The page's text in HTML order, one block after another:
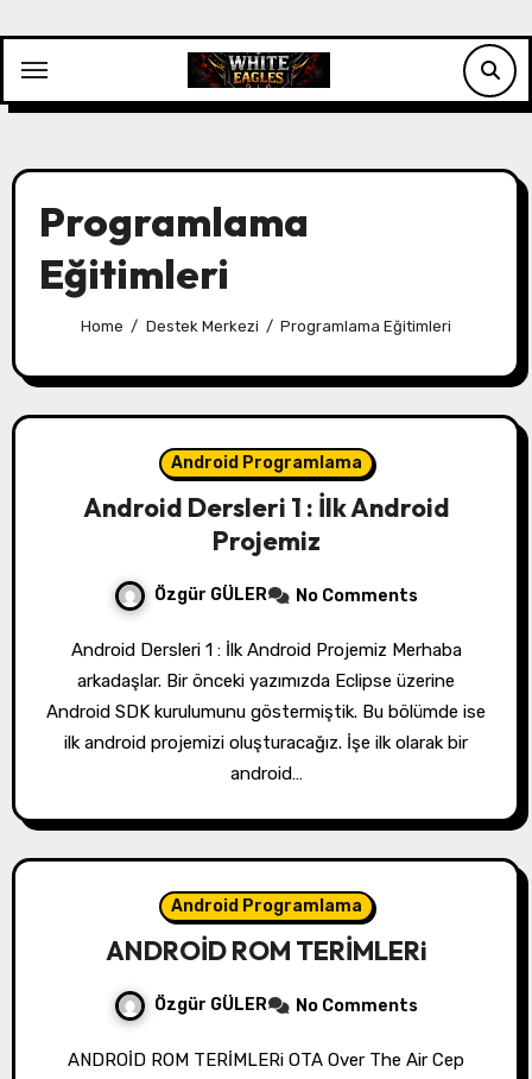
content
Programlama
Eğitimleri
Home Destek Merkezi Programlama Eğitimleri
Android Programlama
Android Dersleri 1 : İlk Android
Projemiz
Özgür GÜLER No Comments
Android Dersleri 1 : İlk Android Projemiz Merhaba
arkadaşlar. Bir önceki yazımızda Eclipse üzerine
Android SDK kurulumunu göstermiştik. Bu bölümde ise
ilk android projemizi oluşturacağız. İşe ilk olarak bir
android…
Android Programlama
ANDROİD ROM TERİMLERi
Özgür GÜLER No Comments
ANDROİD ROM TERİMLERi OTA Over The Air Cep